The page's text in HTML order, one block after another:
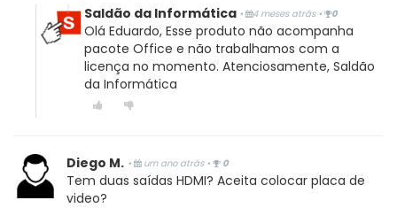
Saldão da Informática • 4 meses atrás • 0
Olá Eduardo, Esse produto não acompanha
pacote Office e não trabalhamos com a
licença no momento. Atenciosamente, Saldão
da Informática
Diego M. • um ano atrás • 0
Tem duas saídas HDMI? Aceita colocar placa de
video?